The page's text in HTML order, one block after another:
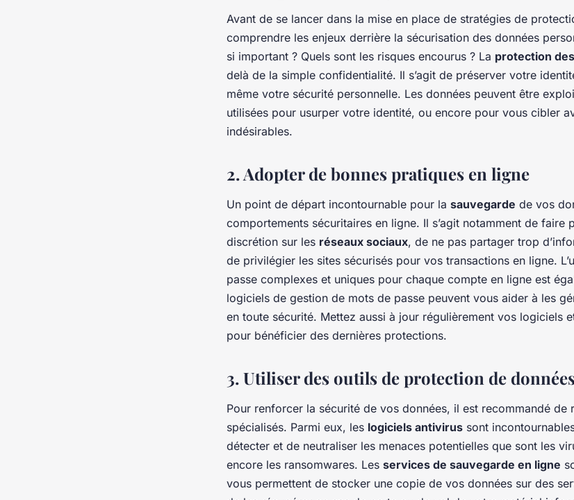
Avant de se lancer dans la mise en place de stratégies de
comprendre les enjeux derrière la sécurisation des données
si important ? Quels sont les risques encourus ? La protection
delà de la simple confidentialité. Il s’agit de préserver votre
même votre sécurité personnelle. Les données peuvent être
utilisées pour usurper votre identité, ou encore pour vous cibler
indésirables.
2. Adopter de bonnes pratiques en ligne
Un point de départ incontournable pour la sauvegarde de vos
comportements sécuritaires en ligne. Il s’agit notamment de faire
discrétion sur les réseaux sociaux, de ne pas partager trop
de privilégier les sites sécurisés pour vos transactions en ligne.
passe complexes et uniques pour chaque compte en ligne est
logiciels de gestion de mots de passe peuvent vous aider à les
en toute sécurité. Mettez aussi à jour régulièrement vos logiciels
pour bénéficier des dernières protections.
3. Utiliser des outils de protection de
Pour renforcer la sécurité de vos données, il est recommandé de
spécialisés. Parmi eux, les logiciels antivirus sont
détecter et de neutraliser les menaces potentielles que sont les
encore les ransomwares. Les services de sauvegarde en ligne
vous permettent de stocker une copie de vos données sur des